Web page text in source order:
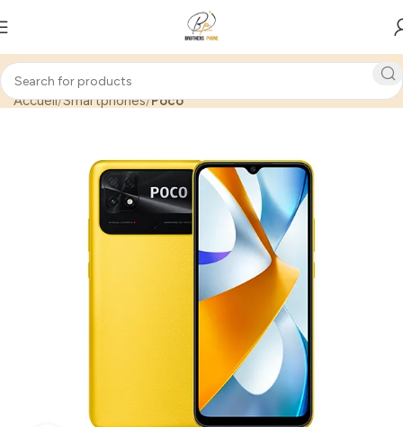
Accueil Smartphones Poco